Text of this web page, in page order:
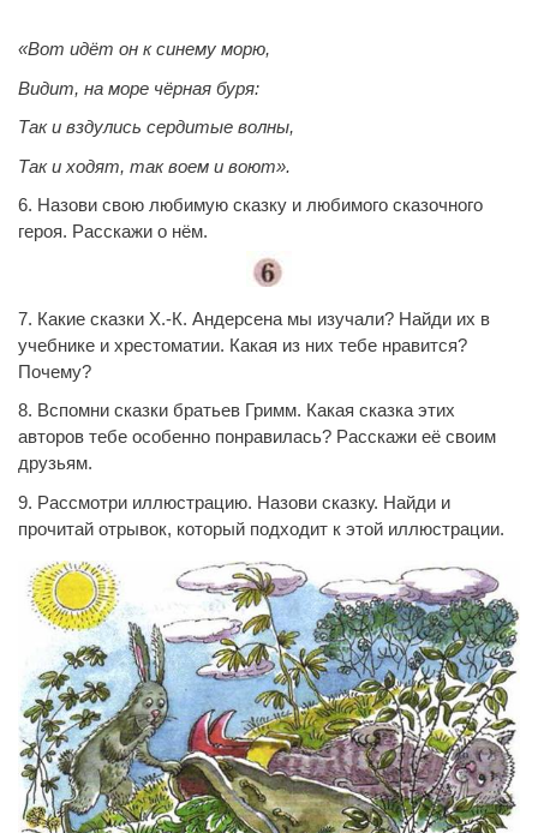
«Вот идёт он к синему морю,
Видит, на море чёрная буря:
Так и вздулись сердитые волны,
Так и ходят, так воем и воют».
6. Назови свою любимую сказку и любимого сказочного
героя. Расскажи о нём.
7. Какие сказки Х.-К. Андерсена мы изучали? Найди их в
учебнике и хрестоматии. Какая из них тебе нравится?
Почему?
8. Вспомни сказки братьев Гримм. Какая сказка этих
авторов тебе особенно понравилась? Расскажи её своим
друзьям.
9. Рассмотри иллюстрацию. Назови сказку. Найди и
прочитай отрывок, который подходит к этой иллюстрации.